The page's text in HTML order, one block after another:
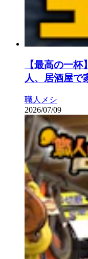
【最高の一
人、居酒屋で
職人メシ
2026/07/09